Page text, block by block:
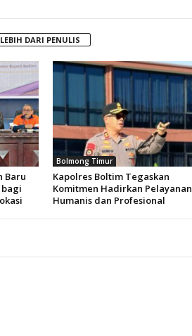
LEBIH DARI PENULIS
Baru
bagi
Bolmong Timur
Kapolres Boltim Tegaskan
Komitmen Hadirkan Pelayanan
Humanis dan Profesional